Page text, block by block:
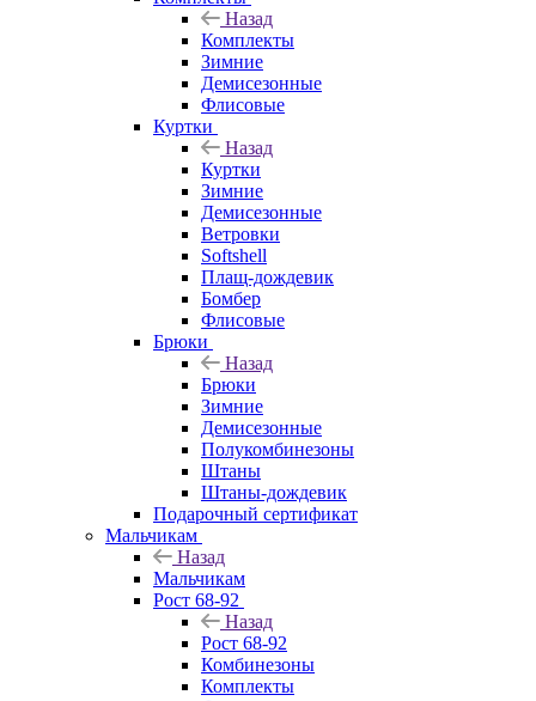
Назад
Комплекты
Зимние
Демисезонные
Флисовые
Куртки
Назад
Куртки
Зимние
Демисезонные
Ветровки
Softshell
Плащ-дождевик
Бомбер
Флисовые
Брюки
Назад
Брюки
Зимние
Демисезонные
Полукомбинезоны
Штаны
Штаны-дождевик
Подарочный сертификат
Мальчикам
Назад
Мальчикам
Рост 68-92
Назад
Рост 68-92
Комбинезоны
Комплекты